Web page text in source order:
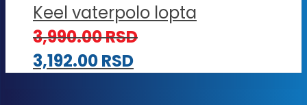
Keel vaterpolo lopta
3,990.00RSD
3,192.00RSD